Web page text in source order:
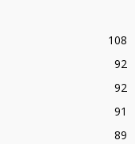
108
92
92
91
89